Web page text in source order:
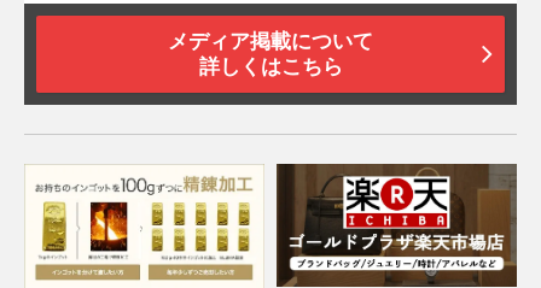
メディア掲載について
詳しくはこちら